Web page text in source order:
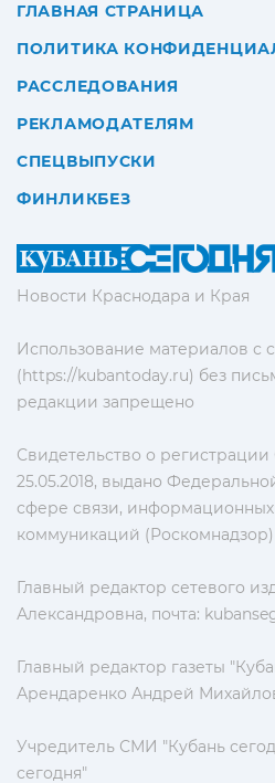
Новости Краснодара и Края
Использование материалов с
(https://kubantoday.ru) без
редакции запрещено
Свидетельство о
25.05.2018, выдано
сфере связи,
коммуникаций (Роскомнадзор)
Главный редактор сетевого
Александровна, почта:
Главный редактор газеты
Арендаренко Андрей
Учредитель СМИ "Кубань
сегодня"
ГЛАВНАЯ СТРАНИЦА
ПОЛИТИКА
РАССЛЕДОВАНИЯ
РЕКЛАМОДАТЕЛЯМ
СПЕЦВЫПУСКИ
ФИНЛИКБЕЗ